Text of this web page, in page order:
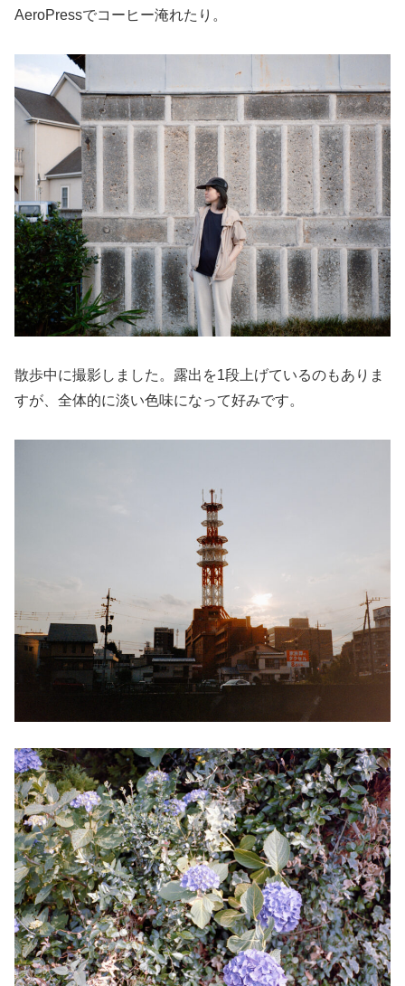
AeroPressでコーヒー淹れたり。
散歩中に撮影しました。露出を1段上げているのもありま
すが、全体的に淡い色味になって好みです。